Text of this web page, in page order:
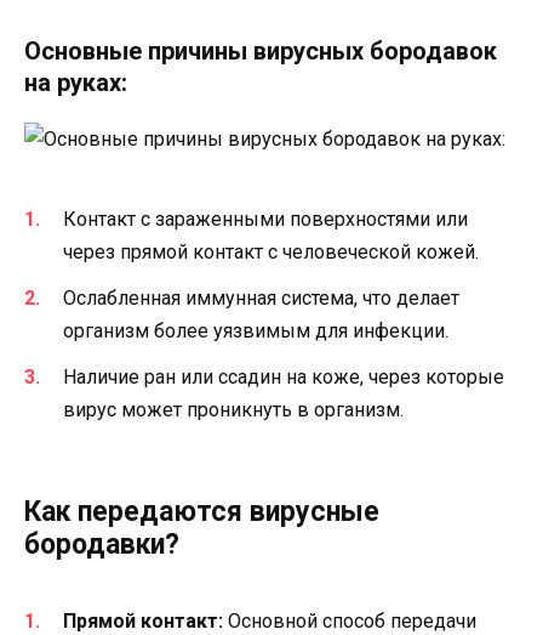
Основные причины вирусных бородавок
на руках:
Контакт с зараженными поверхностями или
через прямой контакт с человеческой кожей.
Ослабленная иммунная система, что делает
организм более уязвимым для инфекции.
Наличие ран или ссадин на коже, через которые
вирус может проникнуть в организм.
Как передаются вирусные
бородавки?
Прямой контакт: Основной способ передачи